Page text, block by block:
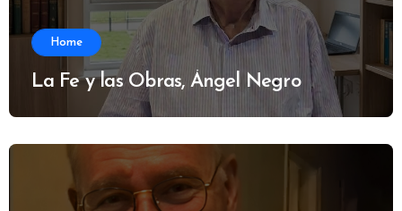
Home
La Fe y las Obras, Ángel Negro